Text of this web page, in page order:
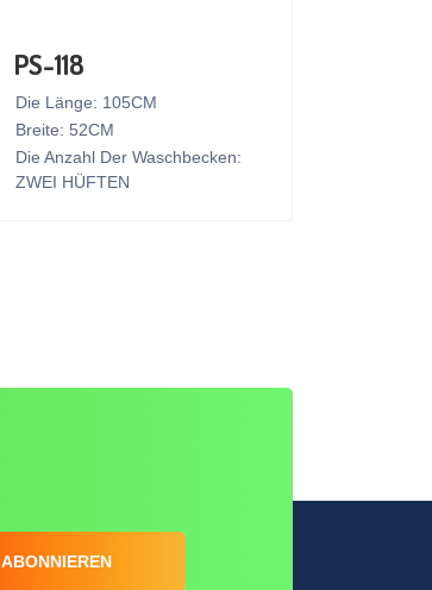
PS-118
Die Länge: 105CM
Breite: 52CM
Die Anzahl Der Waschbecken:
ZWEI HÜFTEN
ABONNIEREN